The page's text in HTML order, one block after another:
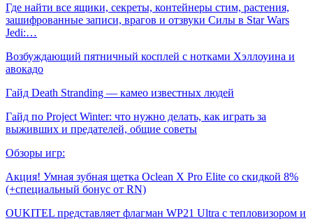
Где найти все ящики, секреты, контейнеры стим, растения,
зашифрованные записи, врагов и отзвуки Силы в Star Wars
Jedi:…
Возбуждающий пятничный косплей с нотками Хэллоуина и
авокадо
Гайд Death Stranding — камео известных людей
Гайд по Project Winter: что нужно делать, как играть за
выживших и предателей, общие советы
Обзоры игр:
Акция! Умная зубная щетка Oclean X Pro Elite со скидкой 8%
(+специальный бонус от RN)
OUKITEL представляет флагман WP21 Ultra с тепловизором и